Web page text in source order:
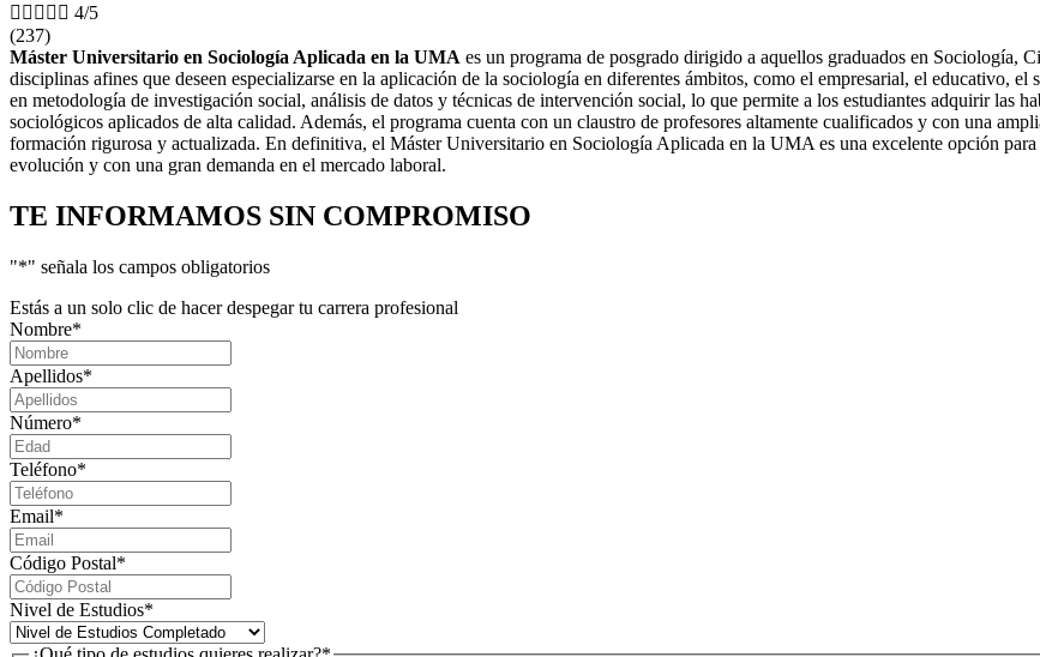
     4/5
(237)
Máster Universitario en Sociología Aplicada en la UMA es un programa de posgrado dirigido a aquellos graduados en
disciplinas afines que deseen especializarse en la aplicación de la sociología en diferentes ámbitos, como el empresarial, el educativo,
en metodología de investigación social, análisis de datos y técnicas de intervención social, lo que permite a los estudiantes adquirir las
sociológicos aplicados de alta calidad. Además, el programa cuenta con un claustro de profesores altamente cualificados y con una
formación rigurosa y actualizada. En definitiva, el Máster Universitario en Sociología Aplicada en la UMA es una excelente opción para
evolución y con una gran demanda en el mercado laboral.
TE INFORMAMOS SIN COMPROMISO
"*" señala los campos obligatorios
Estás a un solo clic de hacer despegar tu carrera profesional
Nombre*
Apellidos*
Número*
Teléfono*
Email*
Código Postal*
Nivel de Estudios*